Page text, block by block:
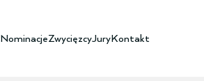
NominacjeZwycięzcyJuryKontakt